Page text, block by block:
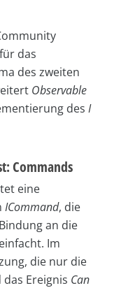
das
des zweiten
Observable
des I
Commands
eine
ICommand, die
an die
Im
die nur die
das Ereignis Can